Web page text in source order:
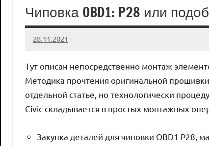
Чиповка OBD1: P28 или
28.11.2021
Crew
Нет
Тут описан непосредственно монтаж
Методика прочтения оригинальной
отдельной статье, но технологически
Civic складывается в простых монтажных
Закупка деталей для чиповки OBD1 P28,